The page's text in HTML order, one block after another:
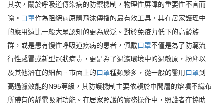
其次，關於呼吸道傳染病的防禦機制，物理性屏障的重要性不言而
喻。 口罩作為阻絕病原體飛沫傳播的最有效工具，其在居家護理中
的應用遠比一般大眾認知的更為廣泛。對於免疫力低下的高齡族
群，或是患有慢性呼吸道疾病的患者，佩戴口罩不僅是為了防範流
行性感冒或新型冠狀病毒，更是為了過濾環境中的過敏原，粉塵以
及其他潛在的細菌。市面上的口罩種類繁多，從一般的醫用口罩到
高過濾效能的N95等級，其防護機制主要依賴於中間層的熔噴不織布
所帶有的靜電吸附功能。在居家照護的實務操作中，照護者在協助